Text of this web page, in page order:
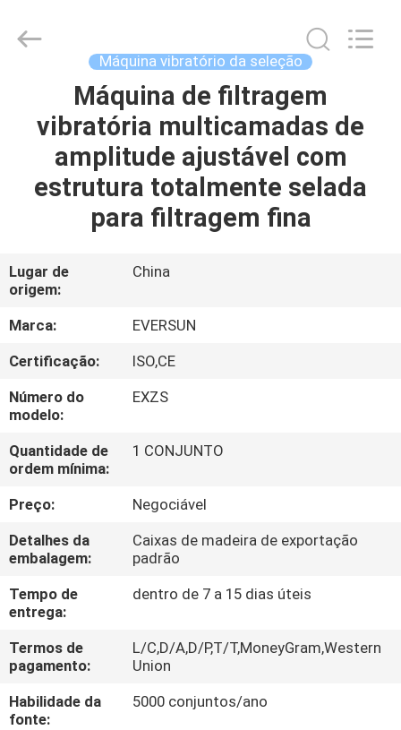
PRODUTOS
RV
SOBRE
NÓS
EXCURSÃO
DA
FÁBRICA
CONTROLE
DA
QUALIDADE
CONTACTE-
NOS
(Henan)
Máquina vibratório da seleção
Máquina de filtragem
vibratória multicamadas de
amplitude ajustável com
estrutura totalmente selada
para filtragem fina
Lugar de
origem:
China
Marca:
EVERSUN
Certificação:
ISO,CE
Número do
modelo:
EXZS
Quantidade de
ordem mínima:
1 CONJUNTO
Preço:
Negociável
Detalhes da
embalagem:
Caixas de madeira de exportação
padrão
Tempo de
entrega:
dentro de 7 a 15 dias úteis
Termos de
pagamento:
L/C,D/A,D/P,T/T,MoneyGram,Western
Union
Habilidade da
fonte:
5000 conjuntos/ano